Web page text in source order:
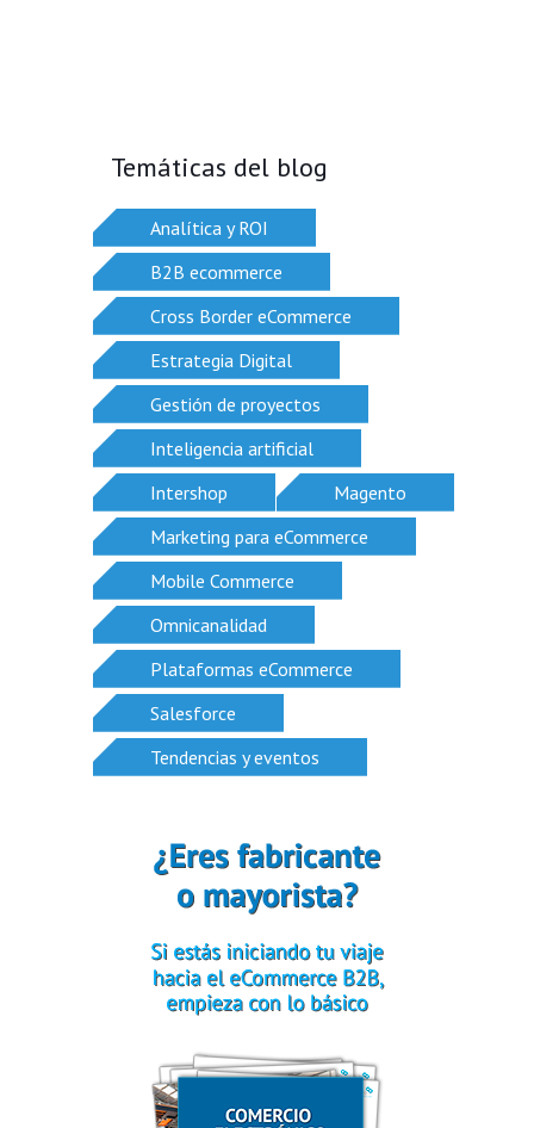
Temáticas del blog
Analítica y ROI
B2B ecommerce
Cross Border eCommerce
Estrategia Digital
Gestión de proyectos
Inteligencia artificial
Intershop
Magento
Marketing para eCommerce
Mobile Commerce
Omnicanalidad
Plataformas eCommerce
Salesforce
Tendencias y eventos